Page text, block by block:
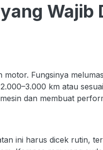
Wajib
motor. Fungsinya
km atau
dan membuat
ini harus dicek rutin,